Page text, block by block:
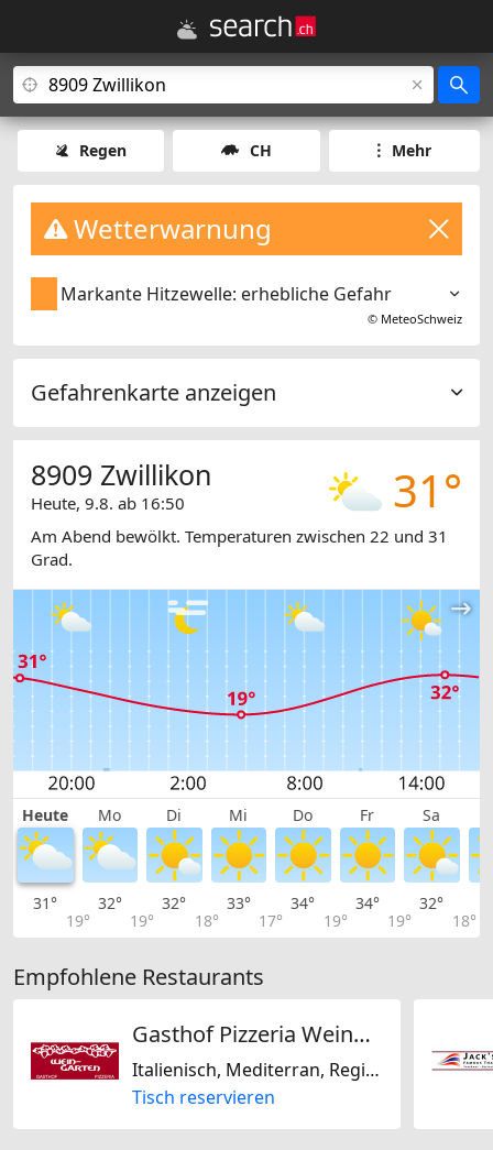
Regen CH Mehr
Wetterwarnung
Markante Hitzewelle: erhebliche Gefahr
© MeteoSchweiz
Gefahrenkarte anzeigen
31°
8909 Zwillikon
Heute, 9.8. ab 16:50
Am Abend bewölkt. Temperaturen zwischen 22 und 31
Grad.
Heute Mo Di Mi Do Fr Sa
31°
19°
32°
19°
32°
18°
33°
17°
34°
19°
34°
19°
32°
18°
Empfohlene Restaurants
Gasthof Pizzeria Weingarten
Italienisch, Mediterran, Regional, Schweizerisch, Saisonal, Laktosefrei, Glutenfrei
Tisch reservieren